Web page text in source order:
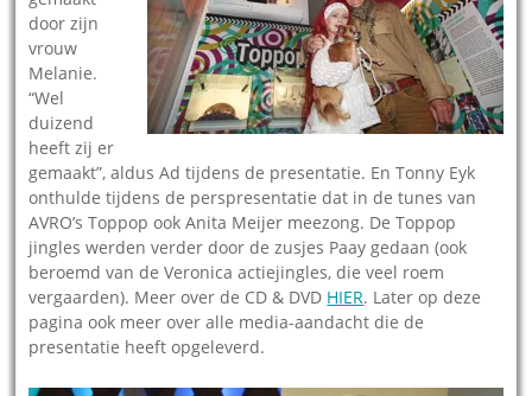
door zijn
vrouw
Melanie.
“Wel
duizend
heeft zij er
gemaakt”, aldus Ad tijdens de presentatie. En Tonny Eyk
onthulde tijdens de perspresentatie dat in de tunes van
AVRO’s Toppop ook Anita Meijer meezong. De Toppop
jingles werden verder door de zusjes Paay gedaan (ook
beroemd van de Veronica actiejingles, die veel roem
vergaarden). Meer over de CD & DVD HIER. Later op deze
pagina ook meer over alle media-aandacht die de
presentatie heeft opgeleverd.